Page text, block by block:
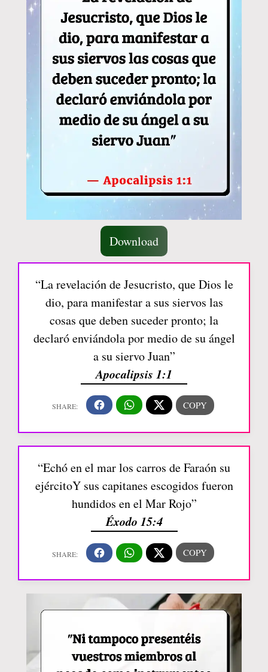
Download
“La revelación de Jesucristo, que Dios le
dio, para manifestar a sus siervos las
cosas que deben suceder pronto; la
declaró enviándola por medio de su ángel
a su siervo Juan”
Apocalipsis 1:1
“Echó en el mar los carros de Faraón su
ejércitoY sus capitanes escogidos fueron
hundidos en el Mar Rojo”
Éxodo 15:4